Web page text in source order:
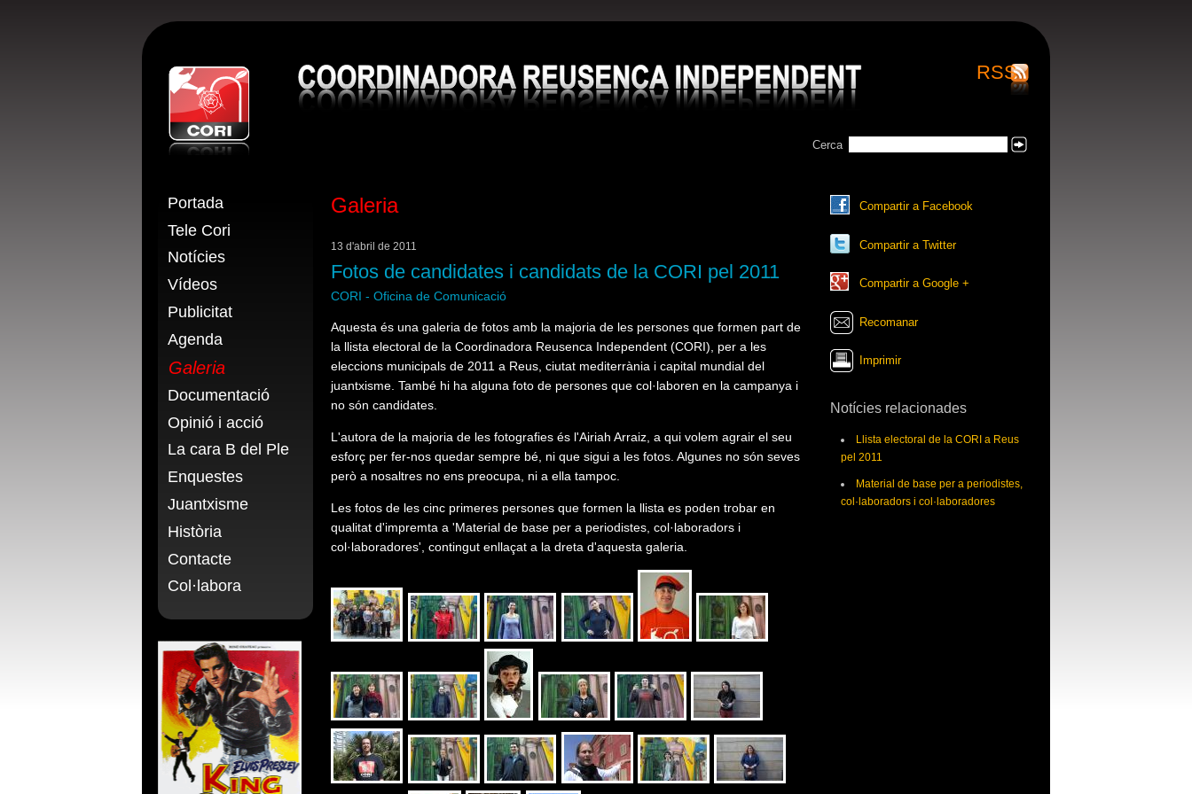
CORI - Coordinadora Reusenca Independent RSS
Cerca
Portada
Tele Cori
Notícies
Vídeos
Publicitat
Agenda
Galeria
Documentació
Opinió i acció
La cara B del Ple
Enquestes
Juantxisme
Història
Contacte
Col·labora
Galeria
13 d'abril de 2011
Fotos de candidates i candidats de la CORI pel 2011
CORI - Oficina de Comunicació
Aquesta és una galeria de fotos amb la majoria de les persones que formen part de
la llista electoral de la Coordinadora Reusenca Independent (CORI), per a les
eleccions municipals de 2011 a Reus, ciutat mediterrània i capital mundial del
juantxisme. També hi ha alguna foto de persones que col·laboren en la campanya i
no són candidates.
L'autora de la majoria de les fotografies és l'Airiah Arraiz, a qui volem agrair el seu
esforç per fer-nos quedar sempre bé, ni que sigui a les fotos. Algunes no són seves
però a nosaltres no ens preocupa, ni a ella tampoc.
Les fotos de les cinc primeres persones que formen la llista es poden trobar en
qualitat d'impremta a 'Material de base per a periodistes, col·laboradors i
col·laboradores', contingut enllaçat a la dreta d'aquesta galeria.
Compartir a Facebook
Compartir a Twitter
Compartir a Google +
Recomanar
Imprimir
Notícies relacionades
Llista electoral de la CORI a Reus
pel 2011
Material de base per a periodistes,
col·laboradors i col·laboradores